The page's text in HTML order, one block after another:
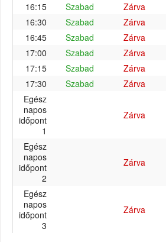
16:15
Szabad Zárva
16:30
Szabad Zárva
16:45
Szabad Zárva
17:00
Szabad Zárva
17:15
Szabad Zárva
17:30
Szabad Zárva
Egész
napos
időpont
1
Zárva
Egész
napos
időpont
2
Zárva
Egész
napos
időpont
3
Zárva